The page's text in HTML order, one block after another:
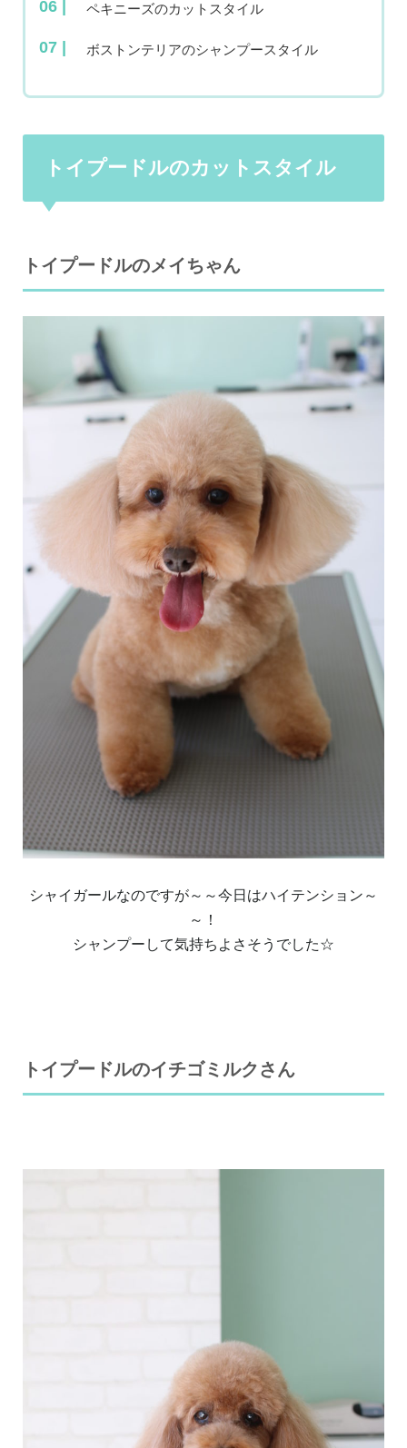
ペキニーズのカットスタイル
ボストンテリアのシャンプースタイル
トイプードルのカットスタイル
トイプードルのメイちゃん
シャイガールなのですが～～今日はハイテンション～
～！
シャンプーして気持ちよさそうでした☆
トイプードルのイチゴミルクさん